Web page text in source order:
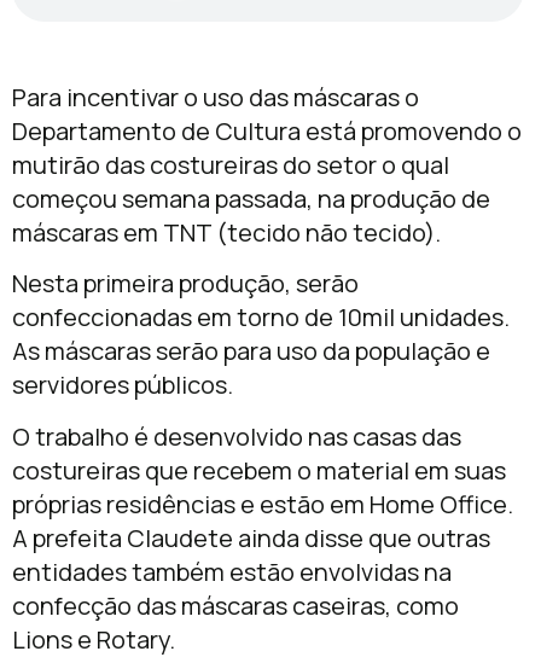
Para incentivar o uso das máscaras o
Departamento de Cultura está promovendo o
mutirão das costureiras do setor o qual
começou semana passada, na produção de
máscaras em TNT (tecido não tecido).
Nesta primeira produção, serão
confeccionadas em torno de 10mil unidades.
As máscaras serão para uso da população e
servidores públicos.
O trabalho é desenvolvido nas casas das
costureiras que recebem o material em suas
próprias residências e estão em Home Office.
A prefeita Claudete ainda disse que outras
entidades também estão envolvidas na
confecção das máscaras caseiras, como
Lions e Rotary.